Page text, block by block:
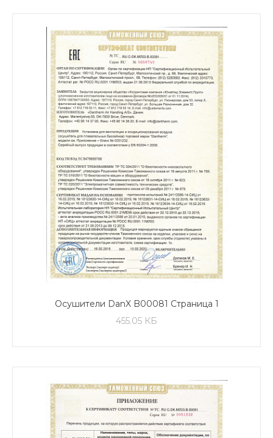
Осушители DanX B00081 Страница 1
455.05 КБ